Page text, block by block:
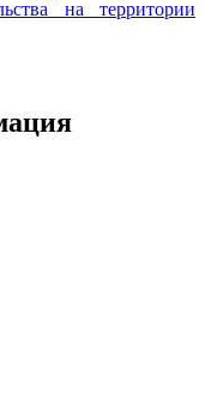
на территории